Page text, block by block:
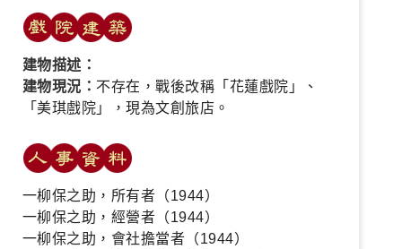
建物描述：
建物現況： 不存在，戰後改稱「花蓮戲院」、
「美琪戲院」，現為文創旅店。
一柳保之助，所有者（1944）
一柳保之助，經營者（1944）
一柳保之助，會社擔當者（1944）